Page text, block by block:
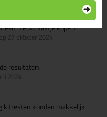
in het potje zit verhard,
een nieuw kastje kopen.
27 oktober 2024
resultaten
2024
kitresten konden makkelijk